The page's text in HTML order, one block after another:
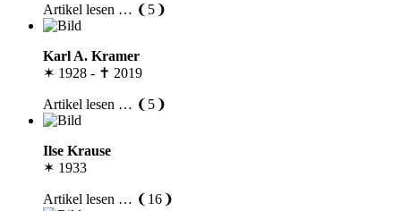
Artikel lesen … ❨5❩
Karl A. Kramer
✶ 1928 - ✝ 2019
Artikel lesen … ❨5❩
Ilse Krause
✶ 1933
Artikel lesen … ❨16❩